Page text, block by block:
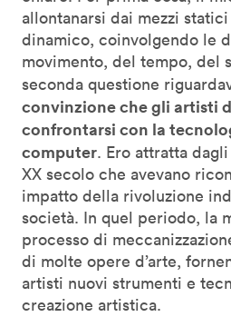
allontanarsi dai mezzi
dinamico, coinvolgendo le
movimento, del tempo, del
seconda questione
convinzione che gli artisti
confrontarsi con la
computer. Ero attratta
XX secolo che avevano
impatto della rivoluzione
società. In quel periodo, la
processo di
di molte opere d’arte,
artisti nuovi strumenti e
creazione artistica.